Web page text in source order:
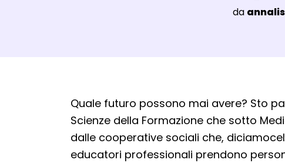
Luogo:
da
Dettagli Post
Quale futuro possono mai avere? Sto
Scienze della Formazione che sotto
dalle cooperative sociali che,
educatori professionali prendono